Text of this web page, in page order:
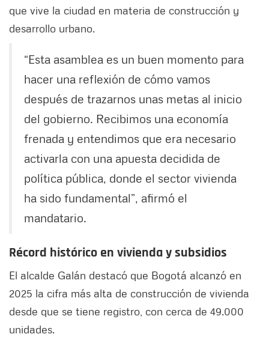
que vive la ciudad en materia de construcción y
desarrollo urbano.
“Esta asamblea es un buen momento para
hacer una reflexión de cómo vamos
después de trazarnos unas metas al inicio
del gobierno. Recibimos una economía
frenada y entendimos que era necesario
activarla con una apuesta decidida de
política pública, donde el sector vivienda
ha sido fundamental”, afirmó el
mandatario.
Récord histórico en vivienda y subsidios
El alcalde Galán destacó que Bogotá alcanzó en
2025 la cifra más alta de construcción de vivienda
desde que se tiene registro, con cerca de 49.000
unidades.